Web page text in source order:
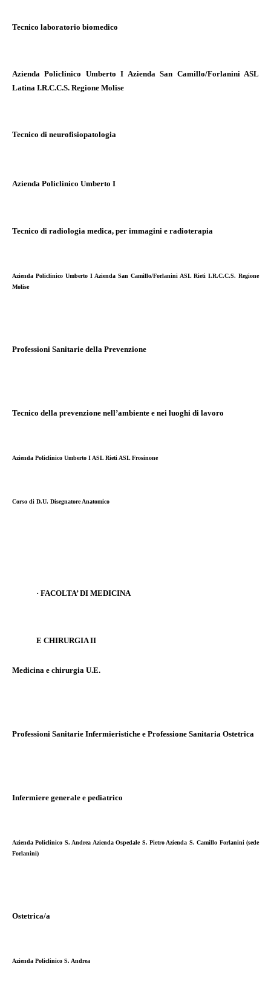
Tecnico laboratorio biomedico
Azienda Policlinico Umberto I Azienda San Camillo/Forlanini ASL
Latina I.R.C.C.S. Regione Molise
Tecnico di neurofisiopatologia
Azienda Policlinico Umberto I
Tecnico di radiologia medica, per immagini e radioterapia
Azienda Policlinico Umberto I Azienda San Camillo/Forlanini ASL Rieti I.R.C.C.S. Regione
Molise
Professioni Sanitarie della Prevenzione
Tecnico della prevenzione nell’ambiente e nei luoghi di lavoro
Azienda Policlinico Umberto I ASL Rieti ASL Frosinone
Corso di D.U. Disegnatore Anatomico
· FACOLTA’ DI MEDICINA
E CHIRURGIA II
Medicina e chirurgia U.E.
Professioni Sanitarie Infermieristiche e Professione Sanitaria Ostetrica
Infermiere generale e pediatrico
Azienda Policlinico S. Andrea Azienda Ospedale S. Pietro Azienda S. Camillo Forlanini (sede
Forlanini)
Ostetrica/a
Azienda Policlinico S. Andrea